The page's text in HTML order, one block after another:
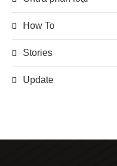
How To
Stories
Update